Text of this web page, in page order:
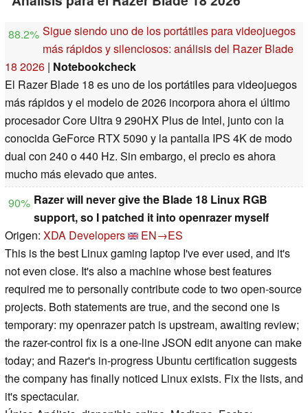
88.2% Sigue siendo uno de los portátiles para videojuegos
más rápidos y silenciosos: análisis del Razer Blade
18 2026 | Notebookcheck
El Razer Blade 18 es uno de los portátiles para videojuegos
más rápidos y el modelo de 2026 incorpora ahora el último
procesador Core Ultra 9 290HX Plus de Intel, junto con la
conocida GeForce RTX 5090 y la pantalla IPS 4K de modo
dual con 240 o 440 Hz. Sin embargo, el precio es ahora
mucho más elevado que antes.
90% Razer will never give the Blade 18 Linux RGB
support, so I patched it into openrazer myself
Origen: XDA Developers
EN→ES
This is the best Linux gaming laptop I've ever used, and it's
not even close. It's also a machine whose best features
required me to personally contribute code to two open-source
projects. Both statements are true, and the second one is
temporary: my openrazer patch is upstream, awaiting review;
the razer-control fix is a one-line JSON edit anyone can make
today; and Razer's in-progress Ubuntu certification suggests
the company has finally noticed Linux exists. Fix the lists, and
it's spectacular.